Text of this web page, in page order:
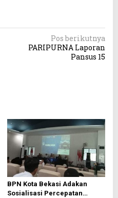
Pos berikutnya
PARIPURNA Laporan
Pansus 15
BPN Kota Bekasi Adakan
Sosialisasi Percepatan